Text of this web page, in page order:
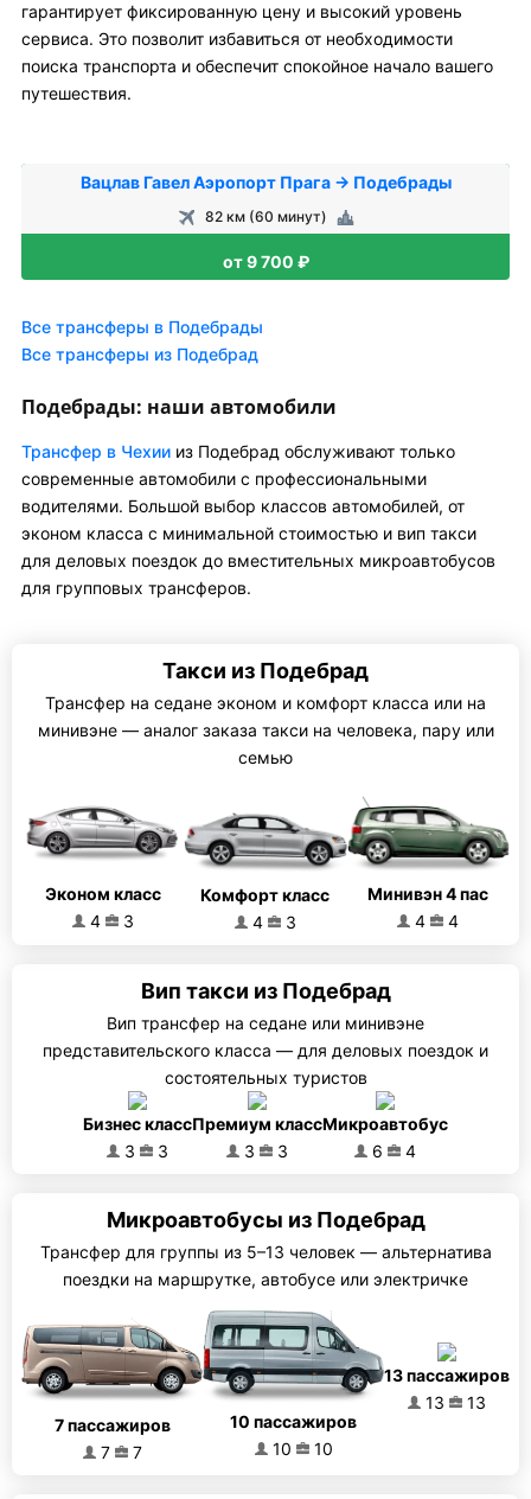
гарантирует фиксированную цену и высокий уровень
сервиса. Это позволит избавиться от необходимости
поиска транспорта и обеспечит спокойное начало вашего
путешествия.
Вацлав Гавел Аэропорт Прага → Подебрады
82 км (60 минут)
от 9 700 ₽
Все трансферы в Подебрады
Все трансферы из Подебрад
Подебрады: наши автомобили
Трансфер в Чехии из Подебрад обслуживают только
современные автомобили с профессиональными
водителями. Большой выбор классов автомобилей, от
эконом класса с минимальной стоимостью и вип такси
для деловых поездок до вместительных микроавтобусов
для групповых трансферов.
Такси из Подебрад
Трансфер на седане эконом и комфорт класса или на
минивэне — аналог заказа такси на человека, пару или
семью
Эконом класс
4
3
Комфорт класс
4
3
Минивэн 4 пас
4
4
Вип такси из Подебрад
Вип трансфер на седане или минивэне
представительского класса — для деловых поездок и
состоятельных туристов
Бизнес класс
3
3
Премиум класс
3
3
Микроавтобус
6
4
Микроавтобусы из Подебрад
Трансфер для группы из 5–13 человек — альтернатива
поездки на маршрутке, автобусе или электричке
7 пассажиров
7
7
10 пассажиров
10
10
13 пассажиров
13
13